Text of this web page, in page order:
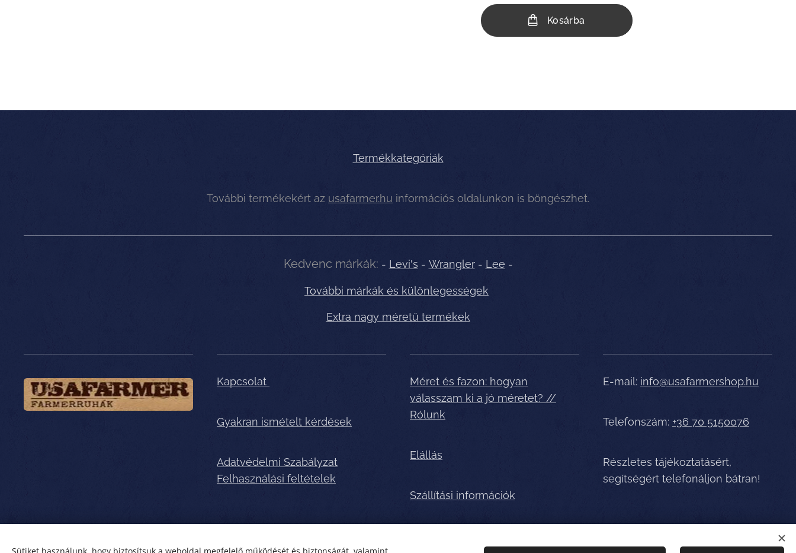
Kosárba
Termékkategóriák
További termékekért az usafarmer.hu információs oldalunkon is böngészhet.
Kedvenc márkák: - Levi's - Wrangler- Lee -
További márkák és különlegességek
Extra nagy méretű termékek
Kapcsolat
Gyakran ismételt kérdések
Adatvédelmi Szabályzat
Felhasználási feltételek
Méret és fazon: hogyan
válasszam ki a jó méretet? //
Rólunk
Elállás
Szállítási információk
E-mail: info@usafarmershop.hu
Telefonszám: +36 70 5150076
Részletes tájékoztatásért,
segítségért telefonáljon bátran!